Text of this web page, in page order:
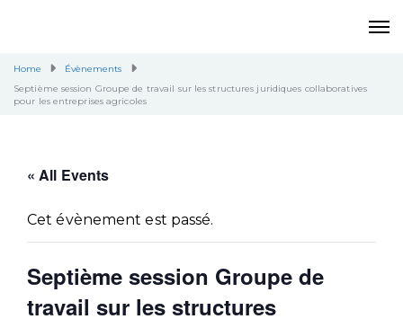
Home
Évènements
Septième session Groupe de travail sur les structures juridiques collaboratives
pour les entreprises agricoles
« All Events
Cet évènement est passé.
Septième session Groupe de
travail sur les structures